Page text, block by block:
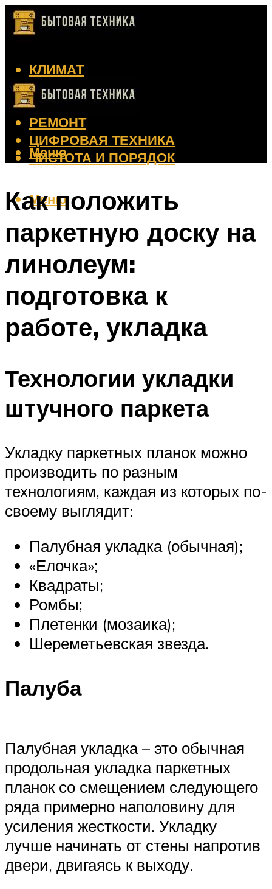
КЛИМАТ
КРАСОТА
КУХНЯ
РЕМОНТ
ЦИФРОВАЯ ТЕХНИКА
ЧИСТОТА И ПОРЯДОК
Меню
Меню
Как положить
паркетную доску на
линолеум:
подготовка к
работе, укладка
Технологии укладки
штучного паркета
Укладку паркетных планок можно
производить по разным
технологиям, каждая из которых по-
своему выглядит:
Палубная укладка (обычная);
«Елочка»;
Квадраты;
Ромбы;
Плетенки (мозаика);
Шереметьевская звезда.
Палуба
Палубная укладка – это обычная
продольная укладка паркетных
планок со смещением следующего
ряда примерно наполовину для
усиления жесткости. Укладку
лучше начинать от стены напротив
двери, двигаясь к выходу.